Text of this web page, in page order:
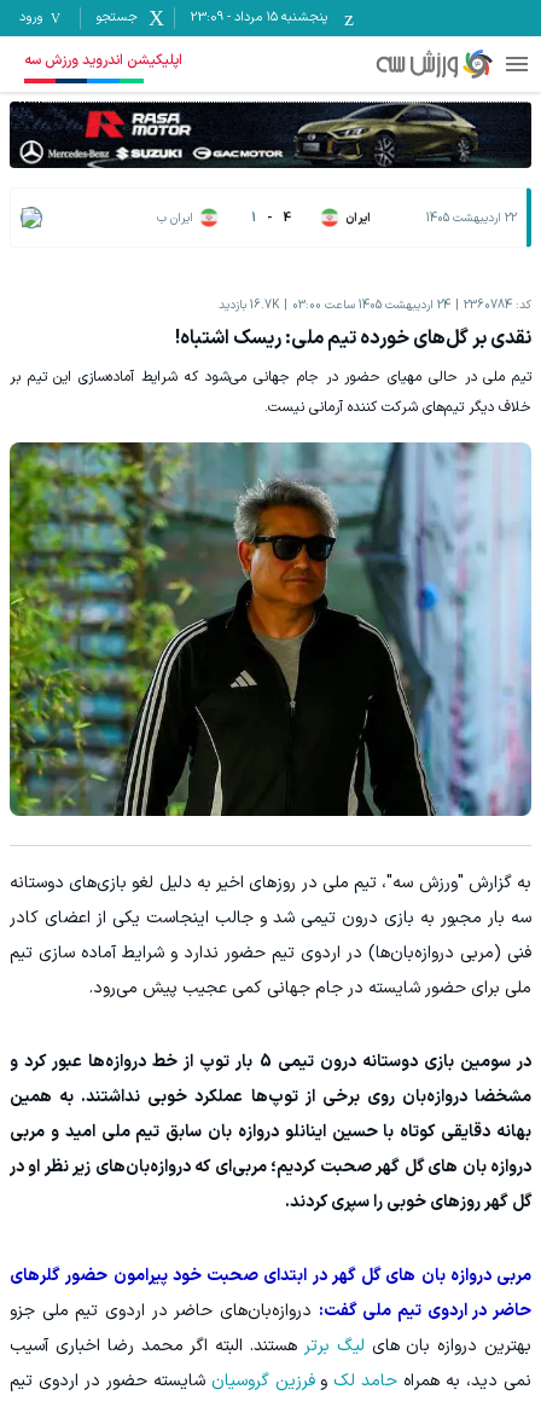
پنجشنبه ۱۵ مرداد -
23:09 جستجو ورود
اپلیکیشن اندروید ورزش سه
22 اردیبهشت 1405 ایران 4
-
1 ایران ب
کد: 2360784 24 اردیبهشت 1405 ساعت 03:00 16.7K بازدید
نقدی بر گل‌های خورده تیم ملی: ریسک اشتباه!
تیم ملی در حالی مهیای حضور در جام جهانی می‌شود که شرایط آماده‌سازی این تیم بر
خلاف دیگر تیم‌های شرکت کننده آرمانی نیست.
به گزارش "ورزش سه"، تیم ملی در روزهای اخیر به دلیل لغو بازی‌های دوستانه
سه بار مجبور به بازی درون تیمی شد و جالب اینجاست یکی از اعضای کادر
فنی (مربی دروازه‌بان‌ها) در اردوی تیم حضور ندارد و شرایط آماده سازی تیم
ملی برای حضور شایسته در جام جهانی کمی عجیب پیش می‌رود.
در سومین بازی دوستانه درون تیمی 5 بار توپ از خط دروازه‌ها عبور کرد و
مشخضا دروازه‌بان روی برخی از توپ‌ها عملکرد خوبی نداشتند. به همین
بهانه دقایقی کوتاه با حسین اینانلو دروازه بان سابق تیم ملی امید و مربی
دروازه بان های گل گهر صحبت کردیم؛ مربی‌ای که دروازه‌بان‌های زیر نظر او در
گل گهر روزهای خوبی را سپری کردند.
مربی دروازه بان های گل گهر در ابتدای صحبت خود پیرامون حضور گلرهای
حاضر در اردوی تیم ملی گفت: دروازه‌بان‌های حاضر در اردوی تیم ملی جزو
بهترین دروازه بان های لیگ برتر هستند. البته اگر محمد رضا اخباری آسیب
نمی دید، به همراه حامد لک وفرزین گروسیان شایسته حضور در اردوی تیم